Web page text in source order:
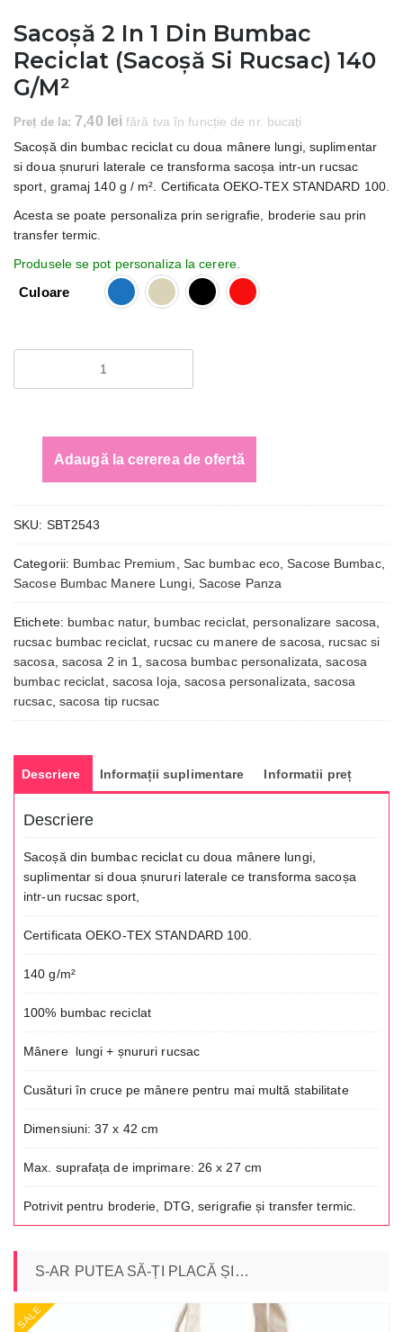
Sacoșă 2 In 1 Din Bumbac
Reciclat (sacoșă Si Rucsac) 140
G/m²
Preț de la: 7,40 lei fără tva în funcție de nr. bucați
Sacoșă din bumbac reciclat cu doua mânere lungi, suplimentar
si doua șnururi laterale ce transforma sacoșa intr-un rucsac
sport, gramaj 140 g / m². Certificata OEKO-TEX STANDARD 100.
Acesta se poate personaliza prin serigrafie, broderie sau prin
transfer termic.
Culoare
rucsac)
140
Adaugă la cererea de ofertă
SKU: SBT2543
Categorii: Bumbac Premium Sac bumbac eco ,Sacose Bumbac,
Sacose Bumbac Manere Lungi, Sacose Panza
Etichete: bumbac natur, bumbac reciclat, personalizare sacosa
rucsac bumbac reciclat rucsac cu manere de sacosa
rucsac si
sacosa sacosa 2 in 1 ,sacosa bumbac personalizata ,sacosa
bumbac reciclat sacosa loja ,sacosa personalizata ,sacosa
rucsac, sacosa tip rucsac
Descriere Informații suplimentare Informatii preț
Descriere
Sacoșă din bumbac reciclat cu doua mânere lungi,
suplimentar si doua șnururi laterale ce transforma sacoșa
intr-un rucsac sport,
Certificata OEKO-TEX STANDARD 100.
140 g/m²
100% bumbac reciclat
Mânere lungi + șnururi rucsac
Cusături în cruce pe mânere pentru mai multă stabilitate
Dimensiuni: 37 x 42 cm
Max. suprafața de imprimare: 26 x 27 cm
Potrivit pentru broderie, DTG, serigrafie și transfer termic.
S-AR PUTEA SĂ-ȚI PLACĂ ȘI…
SALE